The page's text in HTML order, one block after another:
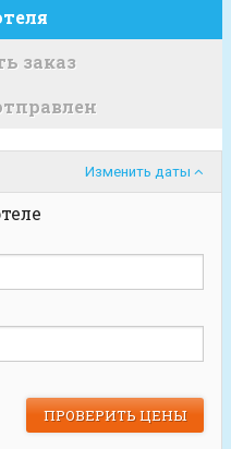
заказ
Изменить даты